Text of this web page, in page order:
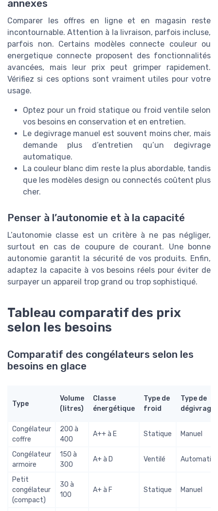
annexes
Comparer les offres en ligne et en magasin reste
incontournable. Attention à la livraison, parfois incluse,
parfois non. Certains modèles connecte couleur ou
energetique connecte proposent des fonctionnalités
avancées, mais leur prix peut grimper rapidement.
Vérifiez si ces options sont vraiment utiles pour votre
usage.
Optez pour un froid statique ou froid ventile selon
vos besoins en conservation et en entretien.
Le degivrage manuel est souvent moins cher, mais
demande plus d’entretien qu’un degivrage
automatique.
La couleur blanc dim reste la plus abordable, tandis
que les modèles design ou connectés coûtent plus
cher.
Penser à l’autonomie et à la capacité
L’autonomie classe est un critère à ne pas négliger,
surtout en cas de coupure de courant. Une bonne
autonomie garantit la sécurité de vos produits. Enfin,
adaptez la capacite à vos besoins réels pour éviter de
surpayer un appareil trop grand ou trop sophistiqué.
Tableau comparatif des prix
selon les besoins
Comparatif des congélateurs selon les
besoins en glace
Type
Volume
(litres)
Classe
énergétique
Type de
froid
Type de
dégivrage
Congélateur
coffre
200 à
400
A++ à E Statique Manuel
Congélateur
armoire
150 à
300
A+ à D Ventilé
Petit
congélateur
(compact)
30 à
100
A+ à F Statique Manuel